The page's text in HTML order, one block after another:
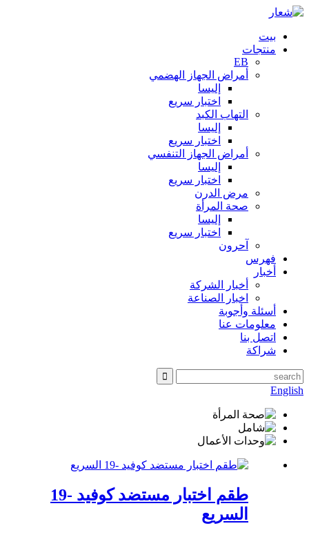
بيت
منتجات
EB
أمراض الجهاز الهضمي
إليسا
اختبار سريع
التهاب الكبد
إليسا
اختبار سريع
أمراض الجهاز التنفسي
إليسا
اختبار سريع
مرض الدرن
صحة المرأة
إليسا
اختبار سريع
آحرون
فهرس
أخبار
أخبار الشركة
اخبار الصناعة
أسئلة وأجوبة
معلومات عنا
اتصل بنا
شراكة
English
طقم اختبار مستضد كوفيد -19
السريع